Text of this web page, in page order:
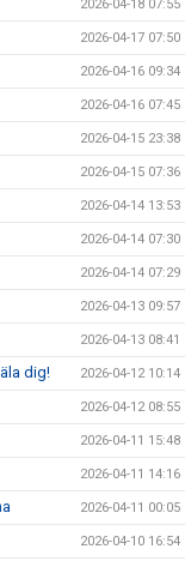
2026-04-18 07:55
2026-04-17 07:50
2026-04-16 09:34
2026-04-16 07:45
2026-04-15 23:38
2026-04-15 07:36
2026-04-14 13:53
2026-04-14 07:30
2026-04-14 07:29
2026-04-13 09:57
2026-04-13 08:41
dig! 2026-04-12 10:14
2026-04-12 08:55
2026-04-11 15:48
2026-04-11 14:16
2026-04-11 00:05
2026-04-10 16:54